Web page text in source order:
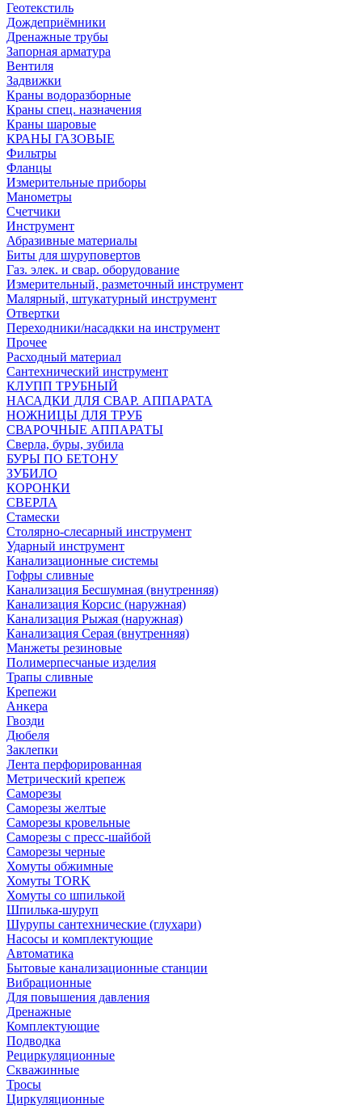
Геотекстиль
Дождеприёмники
Дренажные трубы
Запорная арматура
Вентиля
Задвижки
Краны водоразборные
Краны спец. назначения
Краны шаровые
КРАНЫ ГАЗОВЫЕ
Фильтры
Фланцы
Измерительные приборы
Манометры
Счетчики
Инструмент
Абразивные материалы
Биты для шуруповертов
Газ. элек. и свар. оборудование
Измерительный, разметочный инструмент
Малярный, штукатурный инструмент
Отвертки
Переходники/насадкки на инструмент
Прочее
Расходный материал
Сантехнический инструмент
КЛУПП ТРУБНЫЙ
НАСАДКИ ДЛЯ СВАР. АППАРАТА
НОЖНИЦЫ ДЛЯ ТРУБ
СВАРОЧНЫЕ АППАРАТЫ
Сверла, буры, зубила
БУРЫ ПО БЕТОНУ
ЗУБИЛО
КОРОНКИ
СВЕРЛА
Стамески
Столярно-слесарный инструмент
Ударный инструмент
Канализационные системы
Гофры сливные
Канализация Бесшумная (внутренняя)
Канализация Корсис (наружная)
Канализация Рыжая (наружная)
Канализация Серая (внутренняя)
Манжеты резиновые
Полимерпесчаные изделия
Трапы сливные
Крепежи
Анкера
Гвозди
Дюбеля
Заклепки
Лента перфорированная
Метрический крепеж
Саморезы
Саморезы желтые
Саморезы кровельные
Саморезы с пресс-шайбой
Саморезы черные
Хомуты обжимные
Хомуты TORK
Хомуты со шпилькой
Шпилька-шуруп
Шурупы сантехнические (глухари)
Насосы и комплектующие
Автоматика
Бытовые канализационные станции
Вибрационные
Для повышения давления
Дренажные
Комплектующие
Подводка
Рециркуляционные
Скважинные
Тросы
Циркуляционные